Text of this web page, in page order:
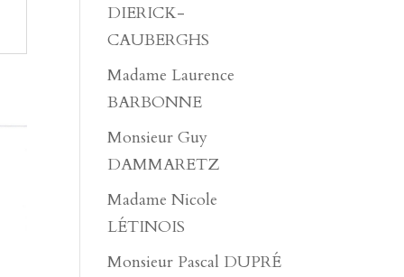
DIERICK-
CAUBERGHS
Madame Laurence
BARBONNE
Monsieur Guy
DAMMARETZ
Madame Nicole
LÉTINOIS
Monsieur Pascal DUPRÉ